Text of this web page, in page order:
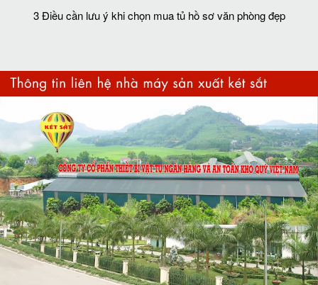
3 Điều cần lưu ý khi chọn mua tủ hồ sơ văn phòng đẹp